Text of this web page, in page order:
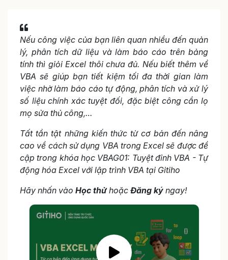
Nếu công việc của bạn liên quan nhiều đến quản
lý, phân tích dữ liệu và làm báo cáo trên bảng
tính thì giỏi Excel thôi chưa đủ. Nếu biết thêm về
VBA sẽ giúp bạn tiết kiệm tối đa thời gian làm
việc nhờ làm báo cáo tự động, phân tích và xử lý
số liệu chính xác tuyệt đối, đặc biệt công cần lọ
mọ sửa thủ công,…
Tất tần tật những kiến thức từ cơ bản đến nâng
cao về cách sử dụng VBA trong Excel sẽ được đề
cập trong khóa học VBAG01: Tuyệt đỉnh VBA - Tự
động hóa Excel với lập trình VBA tại Gitiho
Hãy nhấn vào Học thửhoặc Đăng ký ngay!